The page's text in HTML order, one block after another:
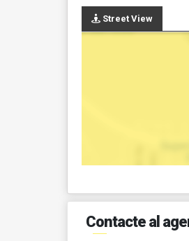
Street View
Contacte al